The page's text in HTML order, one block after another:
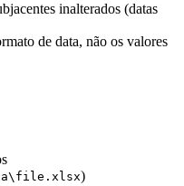
inalterados (datas
de data, não os valores
)